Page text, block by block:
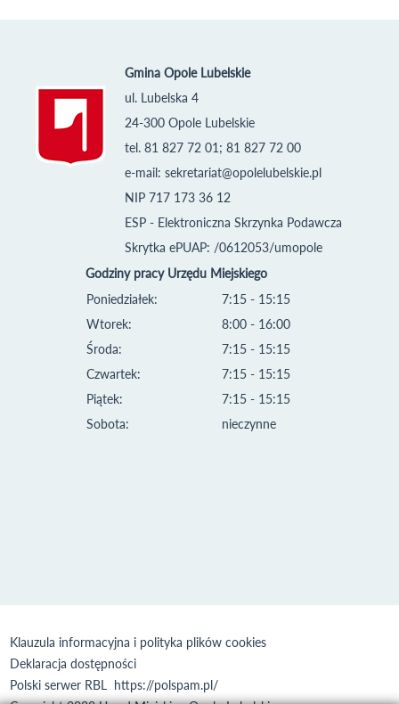
Gmina Opole Lubelskie
ul. Lubelska 4
24-300 Opole Lubelskie
tel. 81 827 72 01; 81 827 72 00
e-mail: sekretariat@opolelubelskie.pl
NIP 717 173 36 12
ESP - Elektroniczna Skrzynka Podawcza
Skrytka ePUAP: /0612053/umopole
Godziny pracy Urzędu Miejskiego
Poniedziałek:
Wtorek:
Środa:
Czwartek:
Piątek:
Sobota:
7:15 - 15:15
8:00 - 16:00
7:15 - 15:15
7:15 - 15:15
7:15 - 15:15
nieczynne
Klauzula informacyjna i polityka plików cookies
Deklaracja dostępności
Polski serwer RBL https://polspam.pl/